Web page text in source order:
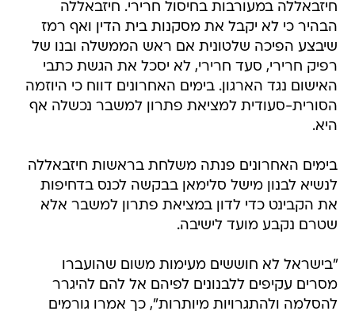
חיזבאללה במעורבות בחיסול חרירי. חיזבאללה
הבהיר כי לא יקבל את מסקנות בית הדין ואף רמז
שיבצע הפיכה שלטונית אם ראש הממשלה ובנו של
רפיק חרירי, סעד חרירי, לא יסכל את הגשת כתבי
האישום נגד הארגון. בימים האחרונים דווח כי היוזמה
הסורית-סעודית למציאת פתרון למשבר נכשלה אף
היא.
בימים האחרונים פנתה משלחת בראשות חיזבאללה
לנשיא לבנון מישל סלימאן בבקשה לכנס בדחיפות
את הקבינט כדי לדון במציאת פתרון למשבר אלא
שטרם נקבע מועד לישיבה.
"בישראל לא חוששים מעימות משום שהועברו
מסרים עקיפים ללבנונים לפיהם אל להם להיגרר
להסלמה ולהתגרויות מיותרות", כך אמרו גורמים